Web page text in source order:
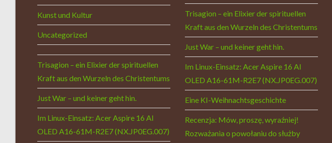
Kunst und Kultur
Uncategorized
Trisagion – ein Elixier der spirituellen
Kraft aus den Wurzeln des Christentums
Just War – und keiner geht hin.
Im Linux-Einsatz: Acer Aspire 16 AI
OLED A16-61M-R2E7 (NX.JP0EG.007)
Trisagion – ein Elixier der spirituellen
Kraft aus den Wurzeln des Christentums
Just War – und keiner geht hin.
Im Linux-Einsatz: Acer Aspire 16 AI
OLED A16-61M-R2E7 (NX.JP0EG.007)
Eine KI-Weihnachtsgeschichte
Recenzja: Mów, proszę, wyraźniej!
Rozważania o powołaniu do służby